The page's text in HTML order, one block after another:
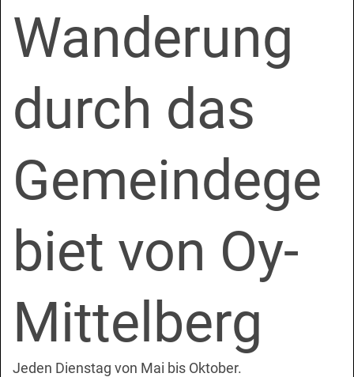
Wanderung
durch das
Gemeindege
biet von Oy-
Mittelberg
Jeden Dienstag von Mai bis Oktober.